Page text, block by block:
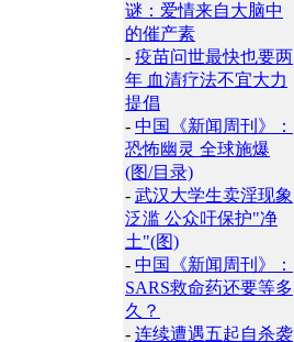
谜：爱情来自大脑中
的催产素
- 疫苗问世最快也要两
年 血清疗法不宜大力
提倡
- 中国《新闻周刊》：
恐怖幽灵 全球施爆
(图/目录)
- 武汉大学生卖淫现象
泛滥 公众吁保护"净
土"(图)
- 中国《新闻周刊》：
SARS救命药还要等多
久？
- 连续遭遇五起自杀袭